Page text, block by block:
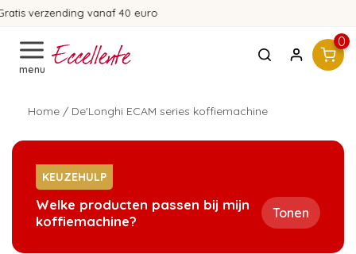
menu
0
Home / De'Longhi ECAM series koffiemachine
KEUZEHULP
Welke producten passen bij mijn
koffiemachine?
Tonen